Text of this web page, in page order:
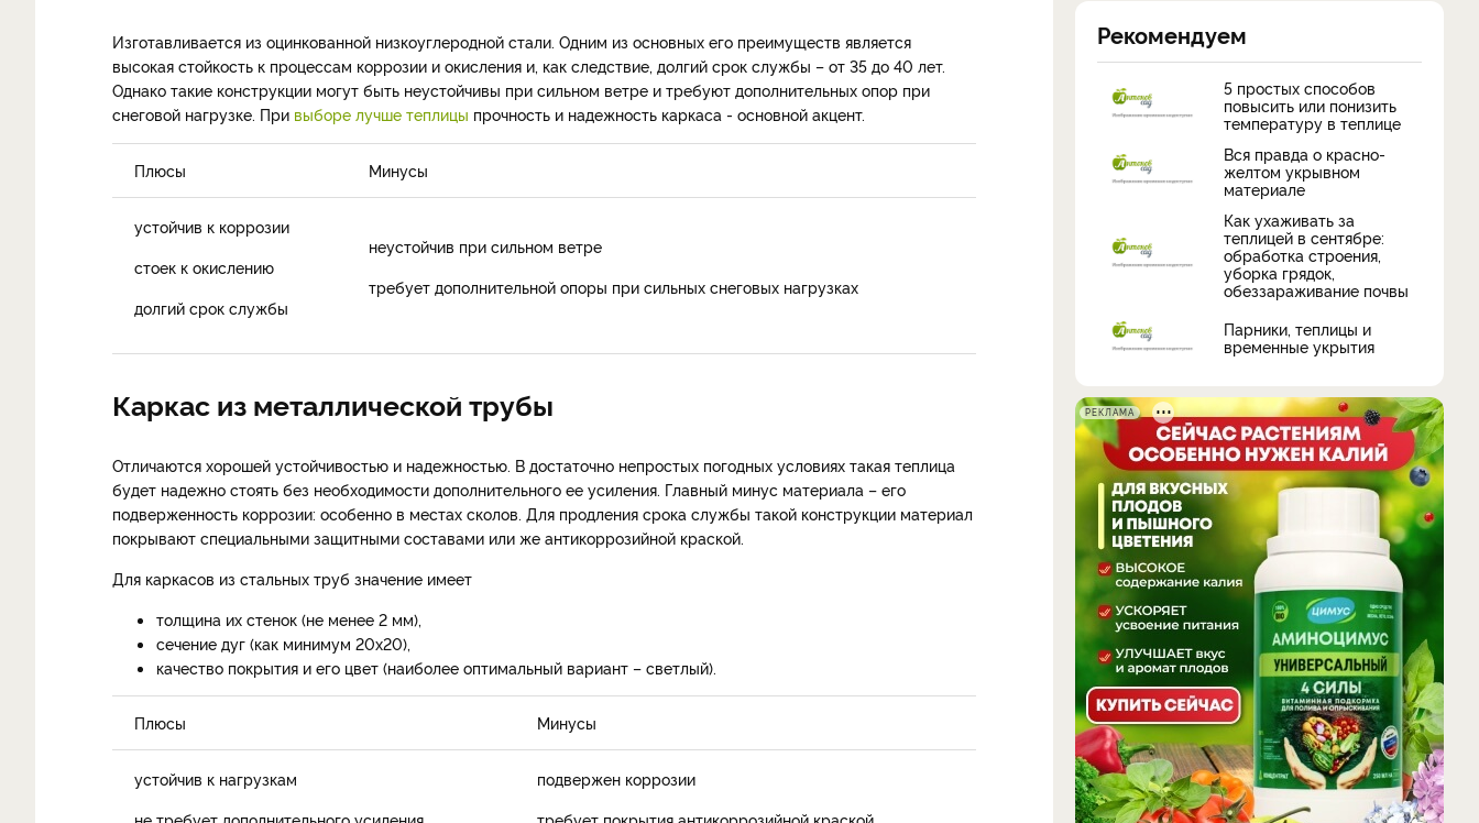
Изготавливается из оцинкованной низкоуглеродной стали. Одним из основных его преимуществ является
высокая стойкость к процессам коррозии и окисления и, как следствие, долгий срок службы – от 35 до 40 лет.
Однако такие конструкции могут быть неустойчивы при сильном ветре и требуют дополнительных опор при
снеговой нагрузке. При выборе лучше теплицы прочность и надежность каркаса - основной акцент.
Плюсы Минусы
устойчив к коррозии
стоек к окислению
долгий срок службы
неустойчив при сильном ветре
требует дополнительной опоры при сильных снеговых нагрузках
Каркас из металлической трубы
Отличаются хорошей устойчивостью и надежностью. В достаточно непростых погодных условиях такая теплица
будет надежно стоять без необходимости дополнительного ее усиления. Главный минус материала – его
подверженность коррозии: особенно в местах сколов. Для продления срока службы такой конструкции материал
покрывают специальными защитными составами или же антикоррозийной краской.
Для каркасов из стальных труб значение имеет
толщина их стенок (не менее 2 мм),
сечение дуг (как минимум 20х20),
качество покрытия и его цвет (наиболее оптимальный вариант – светлый).
Плюсы Минусы
устойчив к нагрузкам
подвержен коррозии
Рекомендуем
5 простых способов
повысить или понизить
температуру в теплице
Вся правда о красно-
желтом укрывном
материале
Как ухаживать за
теплицей в сентябре:
обработка строения,
уборка грядок,
обеззараживание почвы
Парники, теплицы и
временные укрытия
РЕКЛАМА